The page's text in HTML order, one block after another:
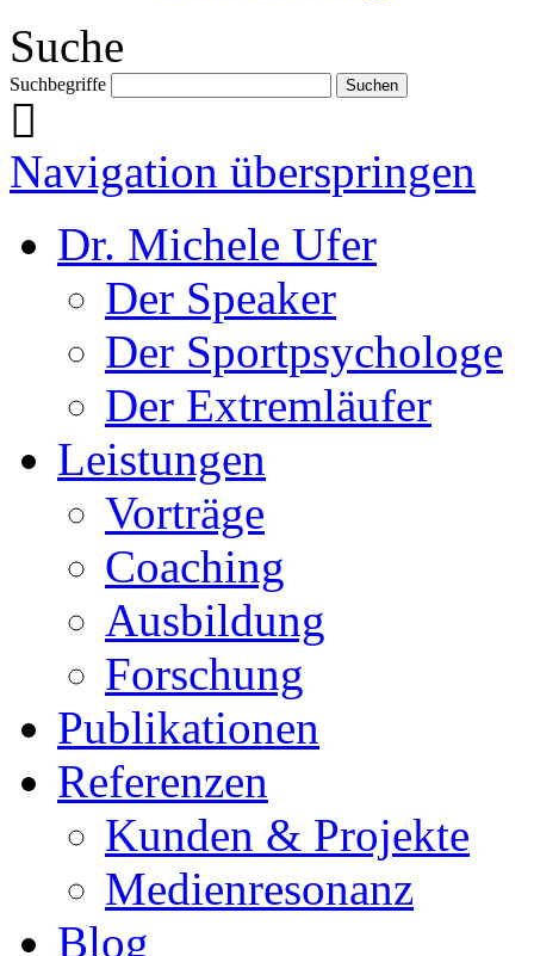
Suche
Suchbegriffe
Navigation überspringen
Dr. Michele Ufer
Der Speaker
Der Sportpsychologe
Der Extremläufer
Leistungen
Vorträge
Coaching
Ausbildung
Forschung
Publikationen
Referenzen
Kunden & Projekte
Medienresonanz
Blog